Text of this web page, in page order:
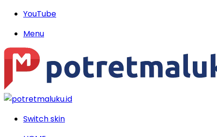
YouTube
Menu
Switch skin